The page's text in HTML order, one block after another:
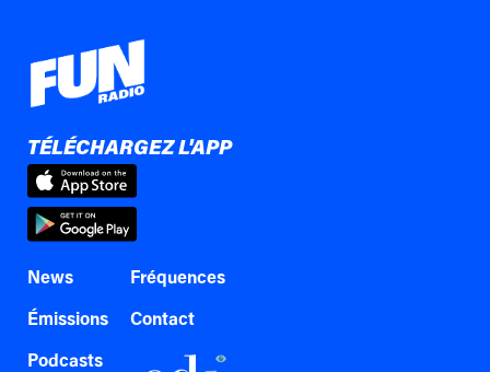
TÉLÉCHARGEZ L'APP
News
Émissions
Podcasts
Fréquences
Contact